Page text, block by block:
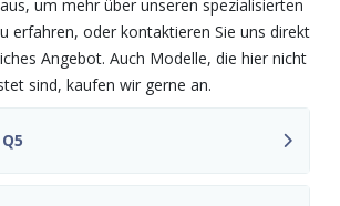
um mehr über unseren spezialisierten
erfahren, oder kontaktieren Sie uns direkt
Angebot. Auch Modelle, die hier nicht
sind, kaufen wir gerne an.